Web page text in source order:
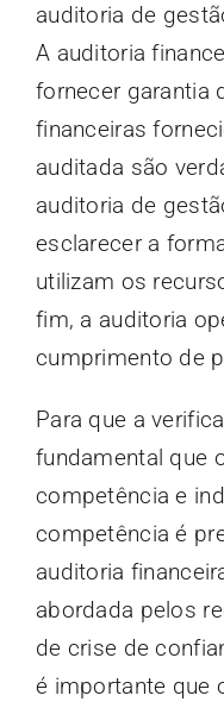
auditoria de
A auditoria
fornecer garantia
financeiras
auditada são
auditoria de
esclarecer a
utilizam os
fim, a auditoria
cumprimento de
Para que a
fundamental que
competência e
competência é
auditoria
abordada pelos
de crise de
é importante que